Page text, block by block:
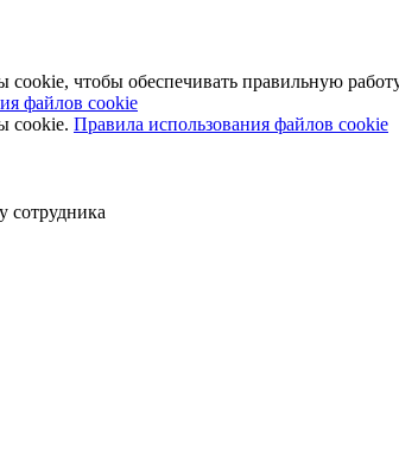
чтобы обеспечивать правильную
файлов cookie
cookie. Правила использования файлов cookie
сотрудника